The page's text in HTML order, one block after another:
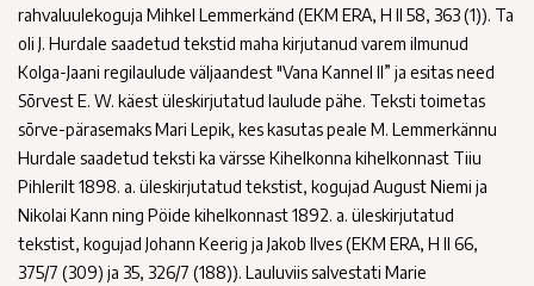
rahvaluulekoguja Mihkel Lemmerkänd (EKM ERA, H II 58, 363 (1)). Ta
oli J. Hurdale saadetud tekstid maha kirjutanud varem ilmunud
Kolga-Jaani regilaulude väljaandest "Vana Kannel II” ja esitas need
Sõrvest E. W. käest üleskirjutatud laulude pähe. Teksti toimetas
sõrve-pärasemaks Mari Lepik, kes kasutas peale M. Lemmerkännu
Hurdale saadetud teksti ka värsse Kihelkonna kihelkonnast Tiiu
Pihlerilt 1898. a. üleskirjutatud tekstist, kogujad August Niemi ja
Nikolai Kann ning Pöide kihelkonnast 1892. a. üleskirjutatud
tekstist, kogujad Johann Keerig ja Jakob Ilves (EKM ERA, H II 66,
375/7 (309) ja 35, 326/7 (188)). Lauluviis salvestati Marie